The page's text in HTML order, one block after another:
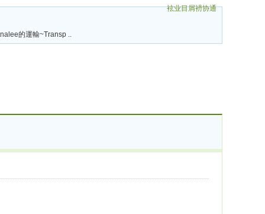
袨业目屑袇协通
的運輸~Transp ..